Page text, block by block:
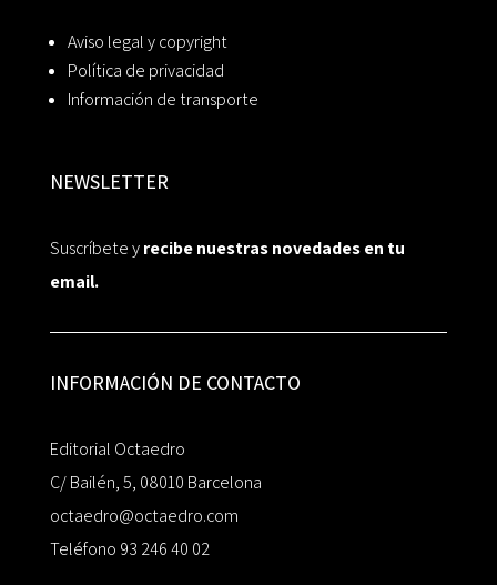
Aviso legal y copyright
Política de privacidad
Información de transporte
NEWSLETTER
Suscríbete yrecibe nuestras novedades en tu
email.
INFORMACIÓN DE CONTACTO
Editorial Octaedro
C/ Bailén, 5, 08010 Barcelona
octaedro@octaedro.com
Teléfono 93 246 40 02